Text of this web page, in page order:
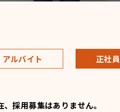
ルバイト 正社員
、採用募集はありません。